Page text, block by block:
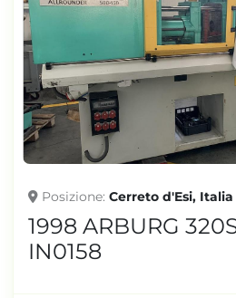
Posizione Cerreto d'Esi, Italia
1998 ARBURG
IN0158